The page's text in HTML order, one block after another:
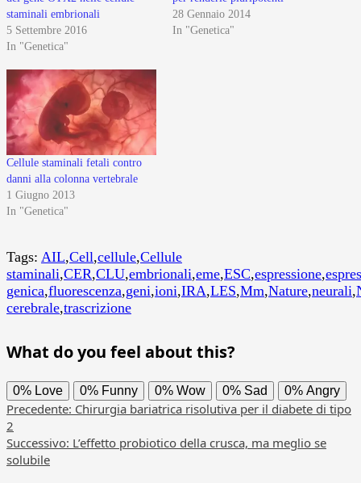
staminali embrionali
5 Settembre 2016
In "Genetica"
28 Gennaio 2014
In "Genetica"
Cellule staminali fetali contro
danni alla colonna vertebrale
1 Giugno 2013
In "Genetica"
Tags: AIL,Cell,cellule,Cellule
staminali,CER,CLU,embrionali,eme,ESC,espressione,
genica,fluorescenza,geni,ioni,IRA,LES,Mm,Nature,neurali,
cerebrale,trascrizione
What do you feel about this?
0% Love 0% Funny 0% Wow 0% Sad 0% Angry
Navigazione
articolo
Precedente: Chirurgia bariatrica risolutiva per il diabete di tipo
2
Successivo: L’effetto probiotico della crusca, ma meglio se
solubile